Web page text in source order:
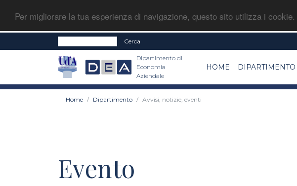
Per migliorare la tua esperienza di navigazione, questo sito utilizza i cookie.
Cerca
Dipartimento di
Economia
Aziendale
HOME DIPARTIMENTO
Home Dipartimento Avvisi, notizie, eventi
Evento